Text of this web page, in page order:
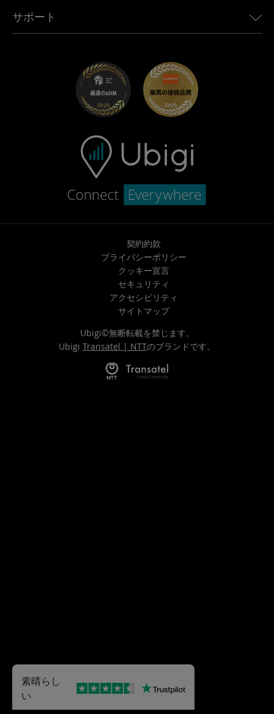
Mini向けUbigi
Maserati向けUbigi
Ubigiアプリ
アフェリエイトプログラム
サポート
トラブルシューティング
ヘルプセンター
お問い合わせ先
契約約款
プライバシーポリシー
クッキー宣言
セキュリティ
アクセシビリティ
サイトマップ
Ubigi©無断転載を禁じます。
Ubigi Transatel | NTTのブランドです。
素晴らし
い